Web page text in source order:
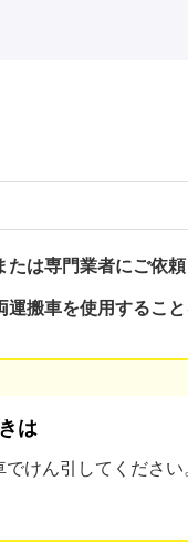
は専門業者にご依頼
搬車を使用すること
は
けん引してくださ